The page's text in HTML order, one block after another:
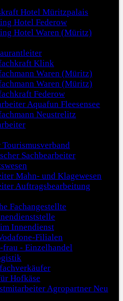
Hotel Müritzpalais
Hotel Federow
Hotel Waren (Müritz)
Klink
Waren (Müritz)
Waren (Müritz)
Federow
Aquafun Fleesensee
Neustrelitz
Sachbearbeiter
Mahn- und Klagewesen
Auftragsbearbeitung
Fachangestellte
Innendienst
Filialen
frau - Einzelhandel
Hofkäse
Agropartner Neu